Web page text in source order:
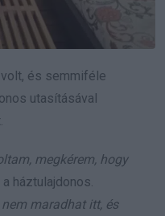
és semmiféle
utasításával
megkérem, hogy
háztulajdonos.
maradhat itt, és